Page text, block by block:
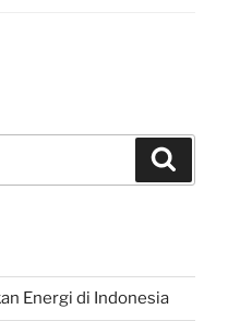
Energi di Indonesia